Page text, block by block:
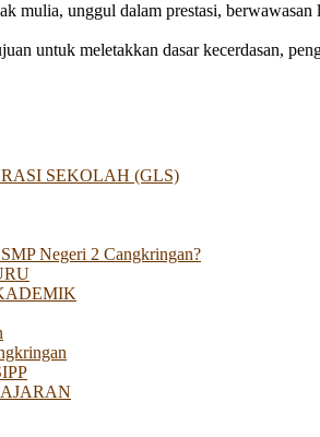
mulia, unggul dalam prestasi, berwawasan
untuk meletakkan dasar kecerdasan,
SEKOLAH (GLS)
Negeri 2 Cangkringan?